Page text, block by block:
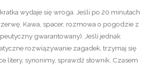
wydaje się wroga. Jeśli po 20 minutach
Kawa, spacer, rozmowa o pogodzie z
gwarantowany). Jeśli jednak
rozwiązywanie zagadek, trzymaj się
litery, synonimy, sprawdź słownik. Czasem